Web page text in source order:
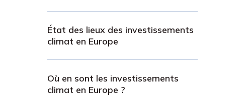
État des lieux des investissements
climat en Europe
Où en sont les investissements
climat en Europe ?